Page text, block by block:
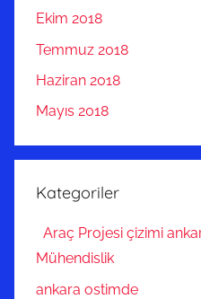
Ekim 2018
Temmuz 2018
Haziran 2018
Mayıs 2018
Kategoriler
Araç Projesi çizimi
Mühendislik
ankara ostimde